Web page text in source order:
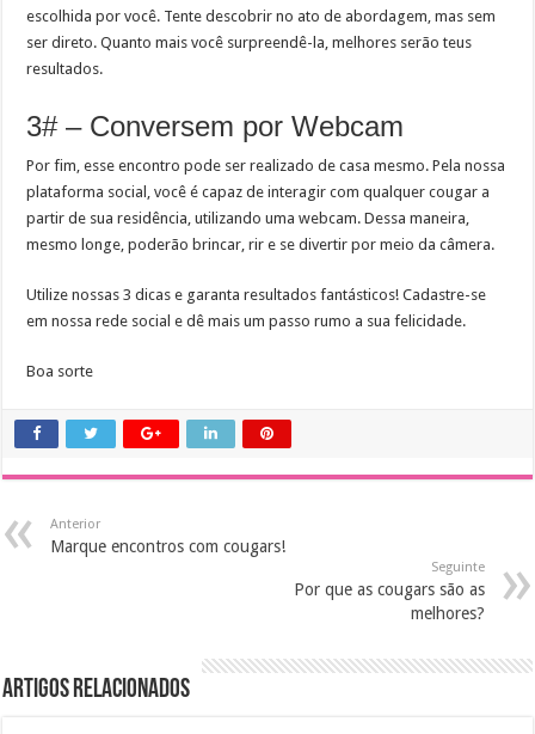
escolhida por você. Tente descobrir no ato de abordagem, mas sem
ser direto. Quanto mais você surpreendê-la, melhores serão teus
resultados.
3# – Conversem por Webcam
Por fim, esse encontro pode ser realizado de casa mesmo. Pela nossa
plataforma social, você é capaz de interagir com qualquer cougar a
partir de sua residência, utilizando uma webcam. Dessa maneira,
mesmo longe, poderão brincar, rir e se divertir por meio da câmera.
Utilize nossas 3 dicas e garanta resultados fantásticos! Cadastre-se
em nossa rede social e dê mais um passo rumo a sua felicidade.
Boa sorte
Anterior
Marque encontros com cougars!
Seguinte
Por que as cougars são as
melhores?
Artigos Relacionados